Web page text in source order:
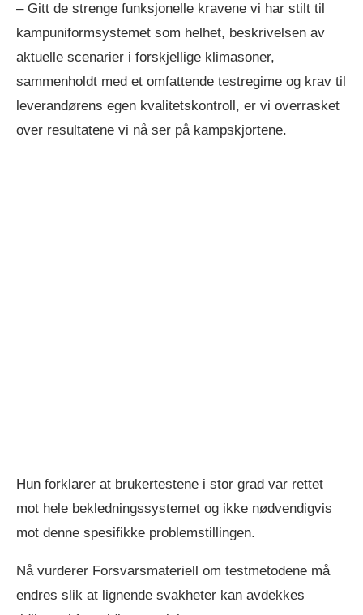
– Gitt de strenge funksjonelle kravene vi har stilt til
kampuniformsystemet som helhet, beskrivelsen av
aktuelle scenarier i forskjellige klimasoner,
sammenholdt med et omfattende testregime og krav til
leverandørens egen kvalitetskontroll, er vi overrasket
over resultatene vi nå ser på kampskjortene.
Hun forklarer at brukertestene i stor grad var rettet
mot hele bekledningssystemet og ikke nødvendigvis
mot denne spesifikke problemstillingen.
Nå vurderer Forsvarsmateriell om testmetodene må
endres slik at lignende svakheter kan avdekkes